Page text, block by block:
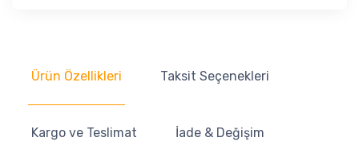
Ürün Özellikleri Taksit Seçenekleri
Kargo ve Teslimat İade & Değişim